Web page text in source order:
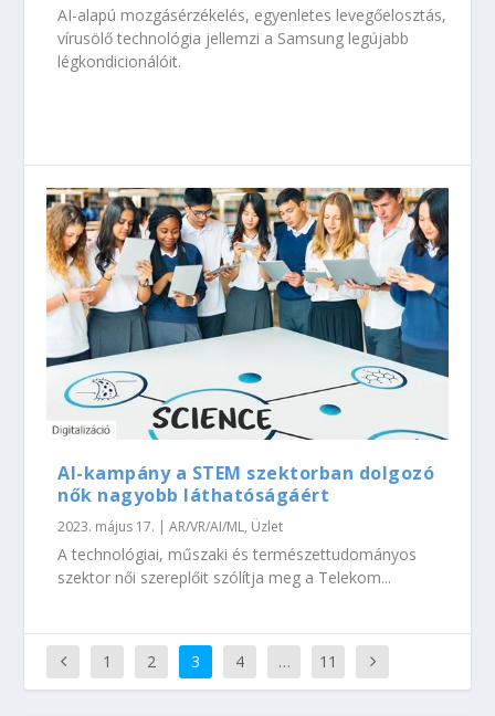
AI-alapú mozgásérzékelés, egyenletes levegőelosztás,
vírusölő technológia jellemzi a Samsung legújabb
légkondicionálóit.
AI-kampány a STEM szektorban dolgozó
nők nagyobb láthatóságáért
2023. május 17. |AR/VR/AI/ML, Üzlet
A technológiai, műszaki és természettudományos
szektor női szereplőit szólítja meg a Telekom...
1 2 3 4 … 11